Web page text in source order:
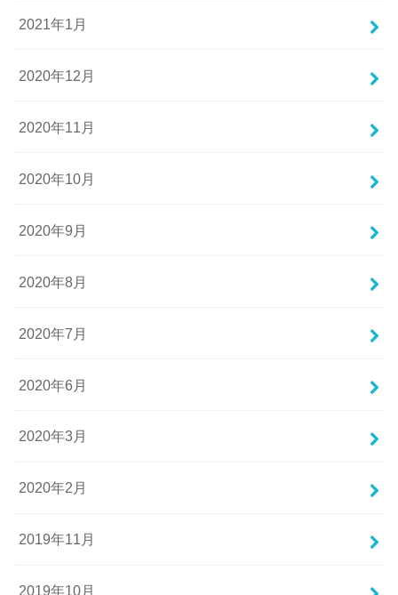
2021年1月
2020年12月
2020年11月
2020年10月
2020年9月
2020年8月
2020年7月
2020年6月
2020年3月
2020年2月
2019年11月
2019年10月